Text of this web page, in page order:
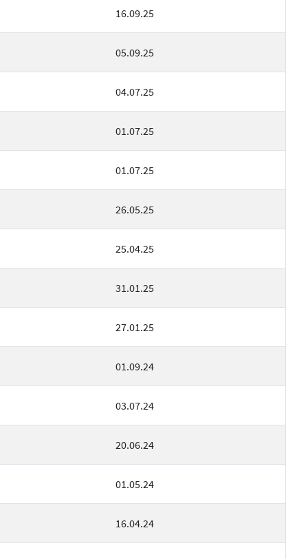
16.09.25
05.09.25
04.07.25
01.07.25
01.07.25
26.05.25
25.04.25
31.01.25
27.01.25
01.09.24
03.07.24
20.06.24
01.05.24
16.04.24